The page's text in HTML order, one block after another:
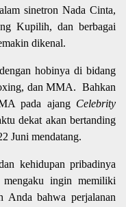
sinetron Nada Cinta,
Kupilih, dan berbagai
dikenal.
hobinya di bidang
dan MMA. Bahkan
pada ajang Celebrity
dekat akan bertanding
Juni mendatang.
kehidupan pribadinya
ingin memiliki
Anda bahwa perjalanan